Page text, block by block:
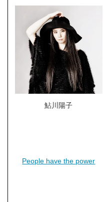
鮎川陽子
People have the power